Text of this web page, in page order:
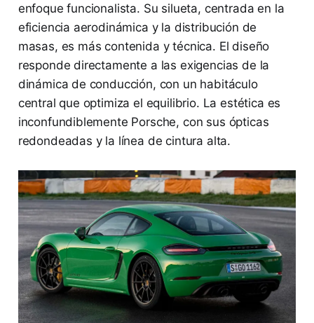
enfoque funcionalista. Su silueta, centrada en la
eficiencia aerodinámica y la distribución de
masas, es más contenida y técnica. El diseño
responde directamente a las exigencias de la
dinámica de conducción, con un habitáculo
central que optimiza el equilibrio. La estética es
inconfundiblemente Porsche, con sus ópticas
redondeadas y la línea de cintura alta.